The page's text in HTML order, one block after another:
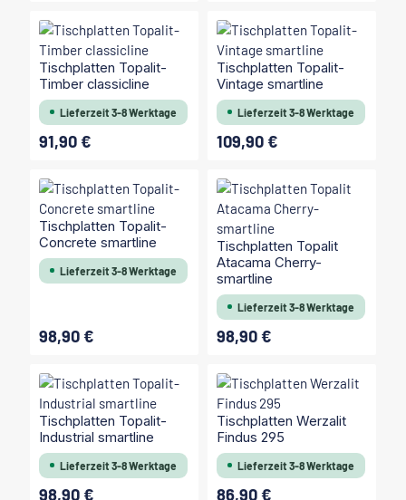
Tischplatten Topalit-
Timber classicline
Lieferzeit 3-8 Werktage
Regulärer Preis:
91,90 €
Tischplatten Topalit-
Vintage smartline
Lieferzeit 3-8 Werktage
Regulärer Preis:
109,90 €
Tischplatten Topalit-
Concrete smartline
Lieferzeit 3-8 Werktage
Regulärer Preis:
98,90 €
Tischplatten Topalit
Atacama Cherry-
smartline
Lieferzeit 3-8 Werktage
Regulärer Preis:
98,90 €
Tischplatten Topalit-
Industrial smartline
Lieferzeit 3-8 Werktage
Regulärer Preis:
98,90 €
Tischplatten Werzalit
Findus 295
Lieferzeit 3-8 Werktage
Regulärer Preis:
86,90 €